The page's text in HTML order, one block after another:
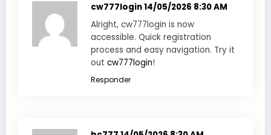
cw777login14/05/2026 8:30 AM
Alright, cw777login is now
accessible. Quick registration
process and easy navigation. Try it
out cw777login!
Responder